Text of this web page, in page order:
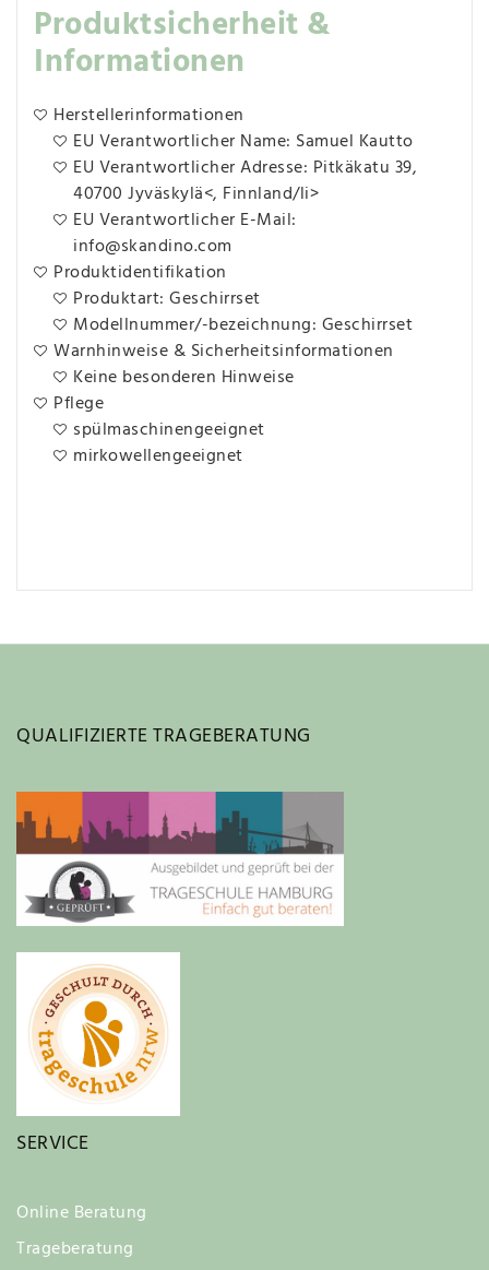
Produktsicherheit &
Informationen
Herstellerinformationen
EU Verantwortlicher Name: Samuel Kautto
EU Verantwortlicher Adresse: Pitkäkatu 39,
40700 Jyväskylä<, Finnland/li>
EU Verantwortlicher E-Mail:
info@skandino.com
Produktidentifikation
Produktart: Geschirrset
Modellnummer/-bezeichnung: Geschirrset
Warnhinweise & Sicherheitsinformationen
Keine besonderen Hinweise
Pflege
spülmaschinengeeignet
mirkowellengeeignet
QUALIFIZIERTE TRAGEBERATUNG
SERVICE
Online Beratung
Trageberatung